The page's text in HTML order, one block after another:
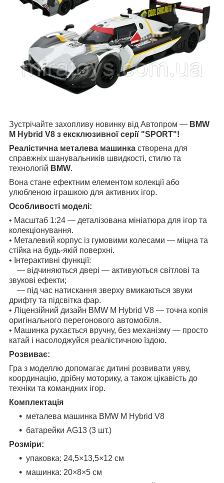
Зустрічайте захопливу новинку від Автопром — BMW
M Hybrid V8 з ексклюзивної серії "SPORT"!
Реалістична металева машинка створена для
справжніх шанувальників швидкості, стилю та
технологій BMW.
Вона стане ефектним елементом колекції або
улюбленою іграшкою для активних ігор.
Особливості моделі:
• Масштаб 1:24 — деталізована мініатюра для ігор та
колекціонування.
• Металевий корпус із гумовими колесами — міцна та
стійка на будь-якій поверхні.
• Інтерактивні функції:
— відчиняються двері — активуються світлові та
звукові ефекти;
— під час натискання зверху вмикаються звуки
дрифту та підсвітка фар.
• Ліцензійний дизайн BMW M Hybrid V8 — точна копія
оригінального перегонового автомобіля.
• Машинка рухається вручну, без механізму — просто
катай і насолоджуйся реалістичною їздою.
Розвиває:
Гра з моделлю допомагає дитині розвивати уяву,
координацію, дрібну моторику, а також цікавість до
техніки та командних ігор.
Комплектація
металева машинка BMW M Hybrid V8
батарейки AG13 (3 шт.)
Розміри:
упаковка: 24,5×13,5×12 см
машинка: 20×8×5 см